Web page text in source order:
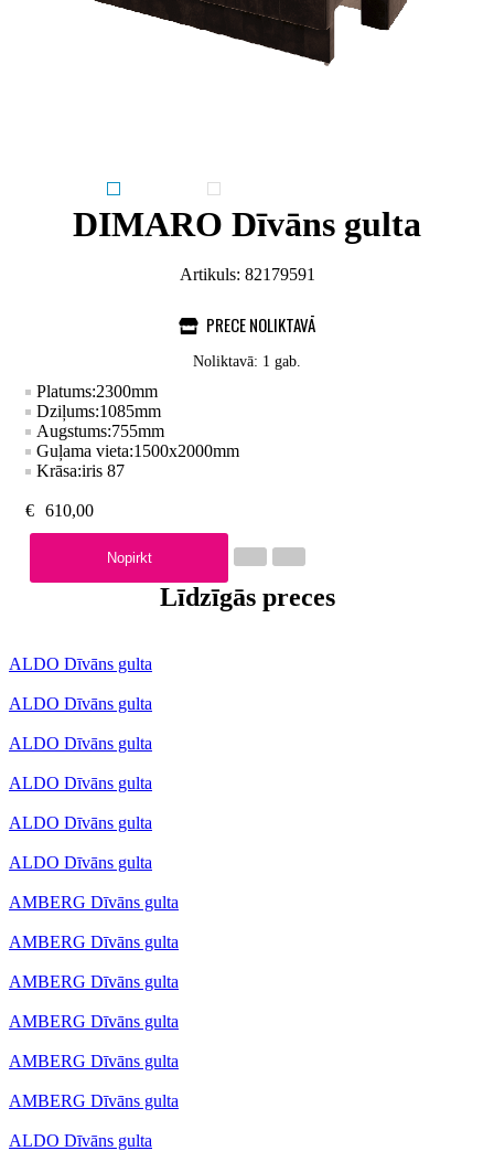
DIMARO Dīvāns gulta
Artikuls: 82179591
PRECE NOLIKTAVĀ
Noliktavā: 1 gab.
Platums:2300mm
Dziļums:1085mm
Augstums:755mm
Guļama vieta:1500x2000mm
Krāsa:iris 87
€ 610,00
Nopirkt
Līdzīgās preces
ALDO Dīvāns gulta
ALDO Dīvāns gulta
ALDO Dīvāns gulta
ALDO Dīvāns gulta
ALDO Dīvāns gulta
ALDO Dīvāns gulta
AMBERG Dīvāns gulta
AMBERG Dīvāns gulta
AMBERG Dīvāns gulta
AMBERG Dīvāns gulta
AMBERG Dīvāns gulta
AMBERG Dīvāns gulta
ALDO Dīvāns gulta